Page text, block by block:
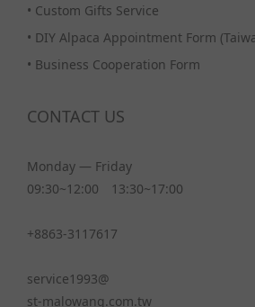
• Custom Gifts Service
• DIY Alpaca Appointment Form
• Business Cooperation Form
CONTACT US
Monday — Friday
09:30~12:00 13:30~17:00
+8863-3117617
service1993@
st-malowang.com.tw